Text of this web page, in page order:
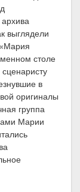
выглядели
столе
в
оригиналы
группа
Марии